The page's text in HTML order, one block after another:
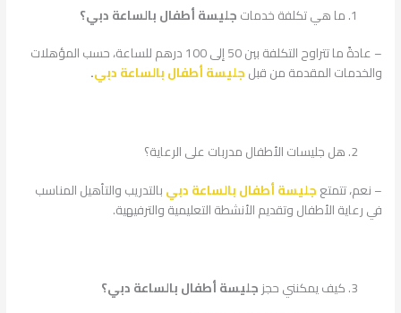
ما هي تكلفة خدماتجليسة أطفال بالساعة دبي؟
– عادةً ما تتراوح التكلفة بين 50 إلى 100 درهم للساعة، حسب المؤهلات
والخدمات المقدمة من قبلجليسة أطفال بالساعة دبي.
هل جليسات الأطفال مدربات على الرعاية؟
– نعم، تتمتعجليسة أطفال بالساعة دبيبالتدريب والتأهيل المناسب
في رعاية الأطفال وتقديم الأنشطة التعليمية والترفيهية.
كيف يمكنني حجزجليسة أطفال بالساعة دبي؟